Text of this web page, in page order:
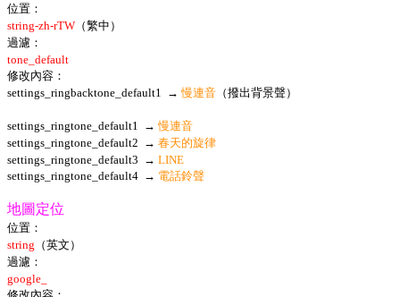
位置：
string-zh-rTW （繁中）
過濾：
tone_default
修改內容：
settings_ringbacktone_default1 →慢連音 （撥出背景聲）
settings_ringtone_default1 →慢連音
settings_ringtone_default2 → 春天的旋律
settings_ringtone_default3 → LINE
settings_ringtone_default4 → 電話鈴聲
地圖定位
位置：
string （英文）
過濾：
google_